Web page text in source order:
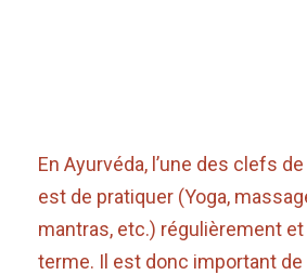
En Ayurvéda, l’une des clefs
est de pratiquer (Yoga,
mantras, etc.) régulièrement
terme. Il est donc important